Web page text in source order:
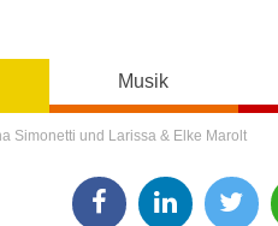
Musik
Simonetti und Larissa & Elke Marolt